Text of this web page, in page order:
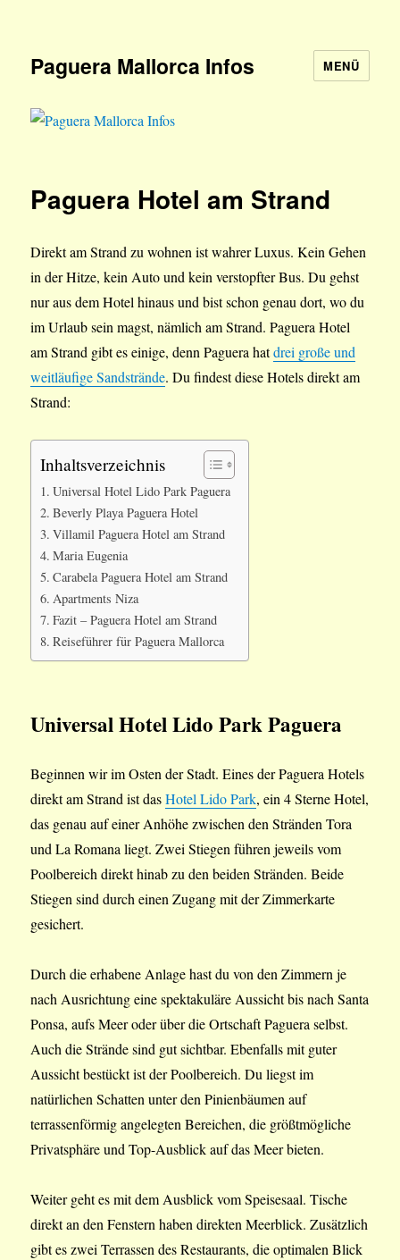
Paguera Mallorca Infos MENÜ
Paguera Hotel am Strand
Direkt am Strand zu wohnen ist wahrer Luxus. Kein Gehen
in der Hitze, kein Auto und kein verstopfter Bus. Du gehst
nur aus dem Hotel hinaus und bist schon genau dort, wo du
im Urlaub sein magst, nämlich am Strand. Paguera Hotel
am Strand gibt es einige, denn Paguera hatdrei große und
weitläufige Sandstrände. Du findest diese Hotels direkt am
Strand:
Inhaltsverzeichnis
Universal Hotel Lido Park Paguera
Beverly Playa Paguera Hotel
Villamil Paguera Hotel am Strand
Maria Eugenia
Carabela Paguera Hotel am Strand
Apartments Niza
Fazit – Paguera Hotel am Strand
Reiseführer für Paguera Mallorca
Universal HotelLido ParkPaguera
Beginnen wir im Osten der Stadt. Eines der Paguera Hotels
direkt am Strand ist dasHotel Lido Park, ein 4 Sterne Hotel,
das genau auf einer Anhöhe zwischen den Stränden Tora
und La Romana liegt. Zwei Stiegen führen jeweils vom
Poolbereich direkt hinab zu den beiden Stränden. Beide
Stiegen sind durch einen Zugang mit der Zimmerkarte
gesichert.
Durch die erhabene Anlage hast du von den Zimmern je
nach Ausrichtung eine spektakuläre Aussicht bis nach Santa
Ponsa, aufs Meer oder über die Ortschaft Paguera selbst.
Auch die Strände sind gut sichtbar. Ebenfalls mit guter
Aussicht bestückt ist der Poolbereich. Du liegst im
natürlichen Schatten unter den Pinienbäumen auf
terrassenförmig angelegten Bereichen, die größtmögliche
Privatsphäre und Top-Ausblick auf das Meer bieten.
Weiter geht es mit dem Ausblick vom Speisesaal. Tische
direkt an den Fenstern haben direkten Meerblick. Zusätzlich
gibt es zwei Terrassen des Restaurants, die optimalen Blick